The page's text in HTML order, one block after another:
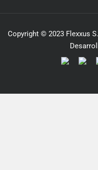
Copyright © 2023 Flexxus